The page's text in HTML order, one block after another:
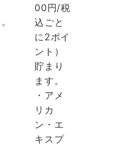
00円/税
込ごと
に2ポイ
ント）
貯まり
ます。
・アメ
リカ
ン・エ
キスプ